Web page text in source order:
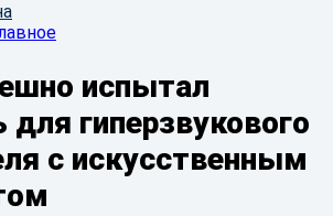
испытал
для гиперзвукового
с искусственным